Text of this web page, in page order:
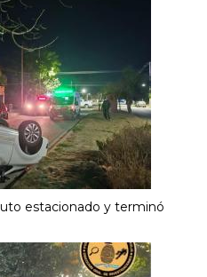
estacionado y terminó